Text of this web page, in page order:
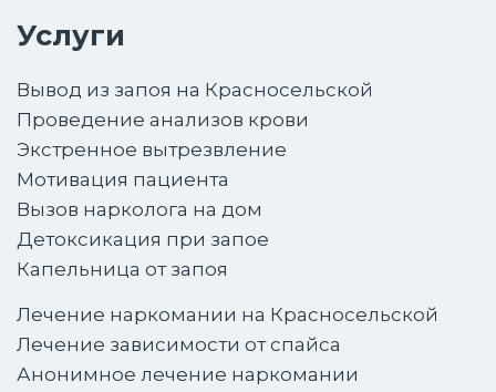
Услуги
Вывод из запоя на Красносельской
Проведение анализов крови
Экстренное вытрезвление
Мотивация пациента
Вызов нарколога на дом
Детоксикация при запое
Капельница от запоя
Лечение наркомании на Красносельской
Лечение зависимости от спайса
Анонимное лечение наркомании